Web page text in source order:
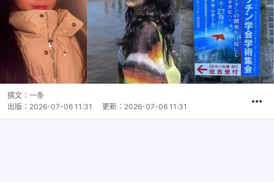
撰文： 一条
出版： 2026-07-06 11:31 更新： 2026-07-06 11:31